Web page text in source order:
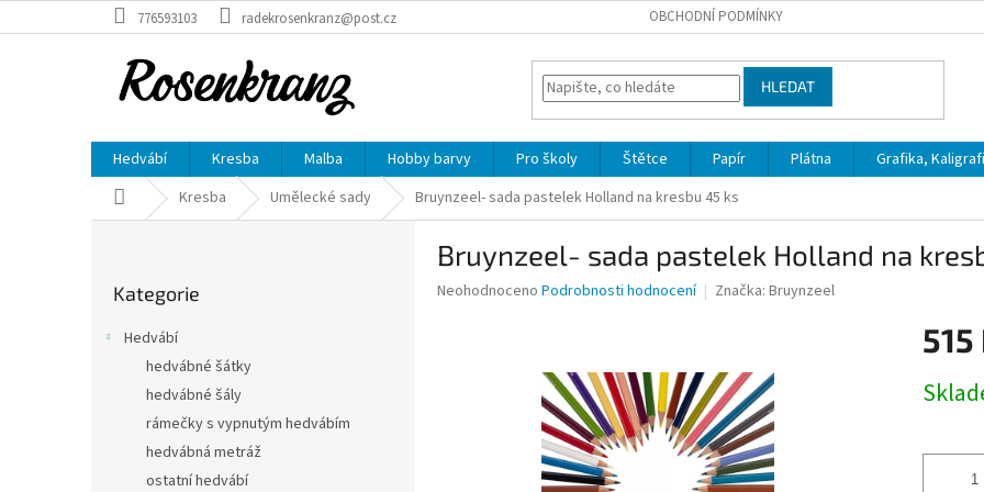
na
776593103 radekrosenkranz@post.cz OBCHODNÍ PODMÍNKY
HLEDAT
Hedvábí Kresba Malba Hobby barvy Pro školy Štětce Papír Plátna Grafika,
Domů Kresba Umělecké sady Bruynzeel- sada pastelek Holland na kresbu 45 ks
kategorie
Kategorie
Hedvábí
hedvábné šátky
hedvábné šály
rámečky s vypnutým hedvábím
hedvábná metráž
ostatní hedvábí
Bruynzeel- sada pastelek Holland na
Průměrné
Neohodnoceno Podrobnosti hodnocení Značka: Bruynzeel
515
cena: